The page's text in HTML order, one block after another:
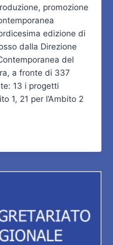
promozione
edizione di
dalla Direzione
del
a fronte di 337
13 i progetti
1, 21 per l’Ambito 2